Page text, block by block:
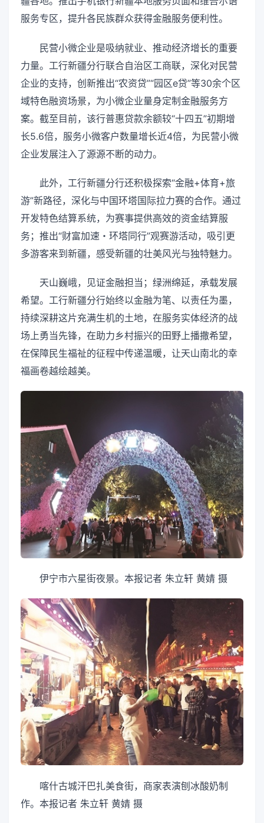
服务专区，提升各民族群众获得金融服务便利性。
民营小微企业是吸纳就业、推动经济增长的重要
力量。工行新疆分行联合自治区工商联，深化对民营
企业的支持，创新推出“农资贷”“园区e贷”等30余个区
域特色融资场景，为小微企业量身定制金融服务方
案。截至目前，该行普惠贷款余额较“十四五”初期增
长5.6倍，服务小微客户数量增长近4倍，为民营小微
企业发展注入了源源不断的动力。
此外，工行新疆分行还积极探索“金融+体育+旅
游”新路径，深化与中国环塔国际拉力赛的合作。通过
开发特色结算系统，为赛事提供高效的资金结算服
务；推出“财富加速・环塔同行”观赛游活动，吸引更
多游客来到新疆，感受新疆的壮美风光与独特魅力。
天山巍峨，见证金融担当；绿洲绵延，承载发展
希望。工行新疆分行始终以金融为笔、以责任为墨，
持续深耕这片充满生机的土地，在服务实体经济的战
场上勇当先锋，在助力乡村振兴的田野上播撒希望，
在保障民生福祉的征程中传递温暖，让天山南北的幸
福画卷越绘越美。
伊宁市六星街夜景。本报记者 朱立轩 黄婧 摄
喀什古城汗巴扎美食街，商家表演刨冰酸奶制
作。本报记者 朱立轩 黄婧 摄